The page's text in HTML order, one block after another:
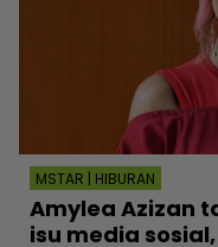
MSTAR | HIBURAN
Amylea Azizan
isu media